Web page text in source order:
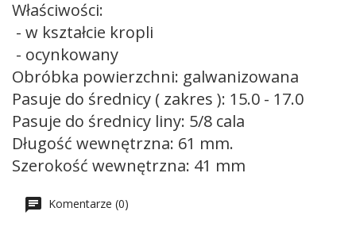
Właściwości:
- w kształcie kropli
- ocynkowany
Obróbka powierzchni: galwanizowana
Pasuje do średnicy ( zakres ): 15.0 - 17.0
Pasuje do średnicy liny: 5/8 cala
Długość wewnętrzna: 61 mm.
Szerokość wewnętrzna: 41 mm
Komentarze (0)